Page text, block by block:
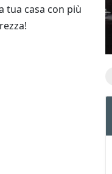
tua casa con più